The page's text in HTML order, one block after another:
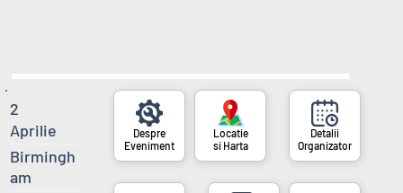
Eveniment
Organizator
si Harta
2
Aprilie
Birmingh
am